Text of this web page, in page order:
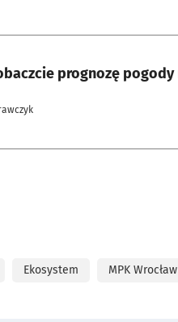
prognozę
Ekosystem MPK Wrocław